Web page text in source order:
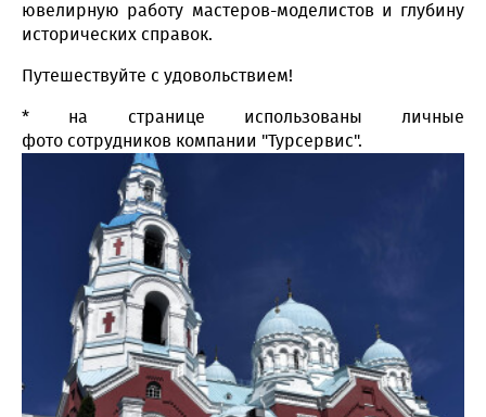
ювелирную работу мастеров-моделистов и глубину
исторических справок.
Путешествуйте с удовольствием!
* на странице использованы личные
фото сотрудников компании "Турсервис".